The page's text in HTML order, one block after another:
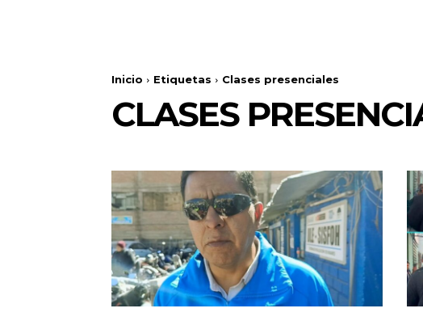
Inicio Etiquetas Clases presenciales
CLASES